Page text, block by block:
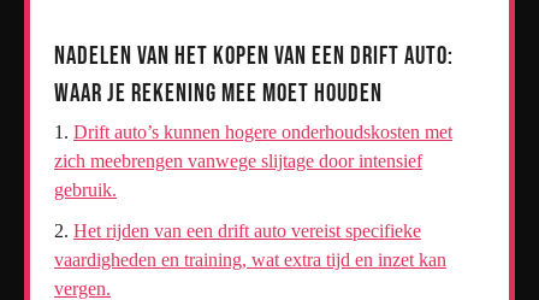
Nadelen van het Kopen van een Drift Auto:
Waar Je Rekening Mee Moet Houden
Drift auto’s kunnen hogere onderhoudskosten met
zich meebrengen vanwege slijtage door intensief
gebruik.
Het rijden van een drift auto vereist specifieke
vaardigheden en training, wat extra tijd en inzet kan
vergen.